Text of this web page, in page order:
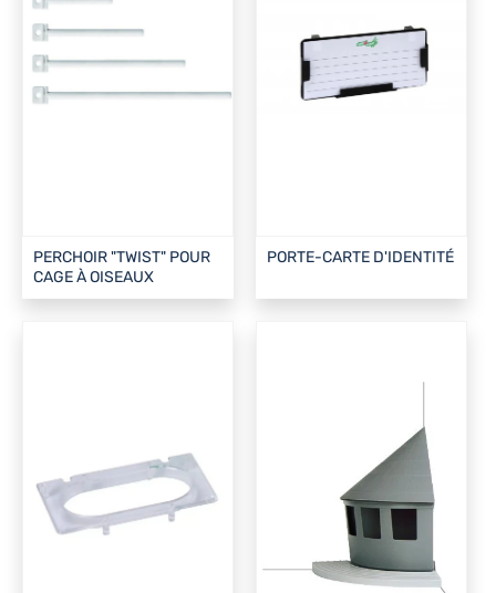
PERCHOIR "TWIST" POUR
CAGE À OISEAUX
PORTE-CARTE D'IDENTITÉ